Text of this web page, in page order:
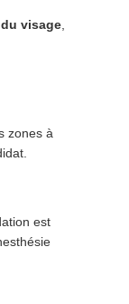
visage
zones à
est